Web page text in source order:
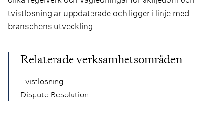
tvistlösning är uppdaterade och ligger i linje med
branschens utveckling.
Relaterade verksamhetsområden
Tvistlösning
Dispute Resolution